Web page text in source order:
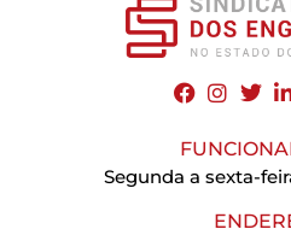
Segunda a sexta-